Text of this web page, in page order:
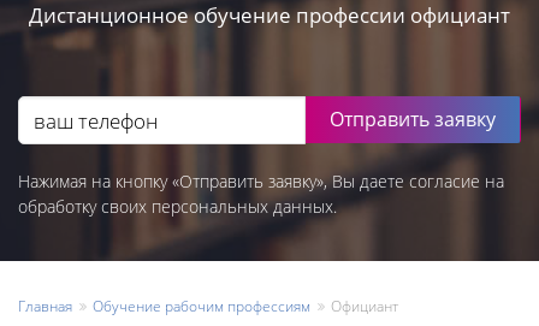
Дистанционное обучение профессии официант
Отправить заявку
Нажимая на кнопку «Отправить заявку», Вы даете согласие на
обработку своих персональных данных.
Главная Обучение рабочим профессиям Официант